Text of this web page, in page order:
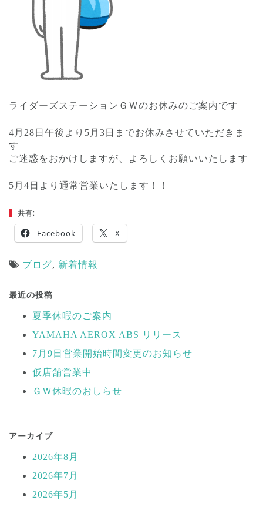
ライダーズステーションＧＷのお休みのご案内です
4月28日午後より5月3日までお休みさせていただきま
す
ご迷惑をおかけしますが、よろしくお願いいたします
5月4日より通常営業いたします！！
共有:
Facebook X
ブログ, 新着情報
稿
ナ
ゲ
ー
シ
ン
最近の投稿
夏季休暇のご案内
YAMAHA AEROX ABS リリース
7月9日営業開始時間変更のお知らせ
仮店舗営業中
ＧＷ休暇のおしらせ
アーカイブ
2026年8月
2026年7月
2026年5月